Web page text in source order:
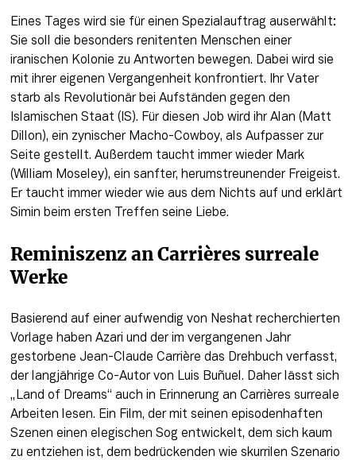
Eines Tages wird sie für einen Spezialauftrag auserwählt:
Sie soll die besonders renitenten Menschen einer
iranischen Kolonie zu Antworten bewegen. Dabei wird sie
mit ihrer eigenen Vergangenheit konfrontiert. Ihr Vater
starb als Revolutionär bei Aufständen gegen den
Islamischen Staat (IS). Für diesen Job wird ihr Alan (Matt
Dillon), ein zynischer Macho-Cowboy, als Aufpasser zur
Seite gestellt. Außerdem taucht immer wieder Mark
(William Moseley), ein sanfter, herumstreunender Freigeist.
Er taucht immer wieder wie aus dem Nichts auf und erklärt
Simin beim ersten Treffen seine Liebe.
Reminiszenz an Carrières surreale
Werke
Basierend auf einer aufwendig von Neshat recherchierten
Vorlage haben Azari und der im vergangenen Jahr
gestorbene Jean-Claude Carrière das Drehbuch verfasst,
der langjährige Co-Autor von Luis Buñuel. Daher lässt sich
„Land of Dreams“ auch in Erinnerung an Carrières surreale
Arbeiten lesen. Ein Film, der mit seinen episodenhaften
Szenen einen elegischen Sog entwickelt, dem sich kaum
zu entziehen ist, dem bedrückenden wie skurrilen Szenario